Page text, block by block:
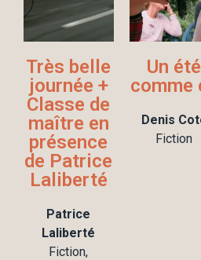
Très belle
journée +
Classe de
maître en
présence
de Patrice
Laliberté
Patrice
Laliberté
Fiction,
Un été
comme
Denis
Fiction